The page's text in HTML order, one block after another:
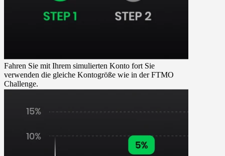
Fahren Sie mit Ihrem simulierten Konto fort Sie
verwenden die gleiche Kontogröße wie in der FTMO
Challenge.